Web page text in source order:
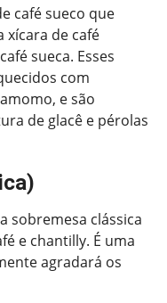
café sueco que
xícara de café
sueca. Esses
com
e são
de glacê e pérolas
sobremesa clássica
e chantilly. É uma
agradará os